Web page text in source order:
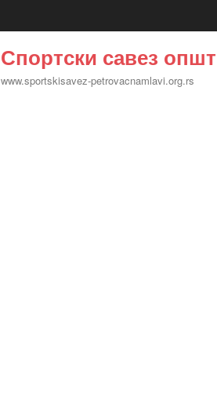
Спортски савез
www.sportskisavez-petrovacnamlavi.org.rs